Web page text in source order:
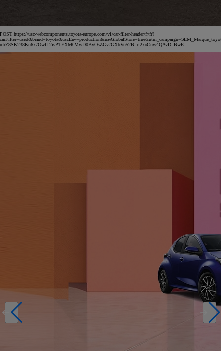
POST https://usc-webcomponents.toyota-europe.com/v1/car-filter-header/fr/fr?
uIrZ8SK238Kn6x2OwfL2isPTEXM0MwD0BvOsZGv7GXbVu52B_rl2xoCnw4QAvD_BwE